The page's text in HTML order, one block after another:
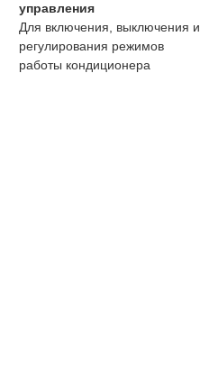
управления
Для включения, выключения и
регулирования режимов
работы кондиционера